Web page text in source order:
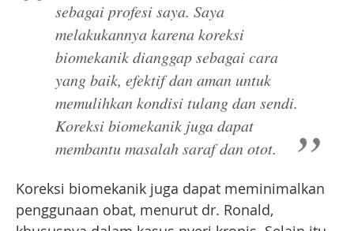
sebagai profesi saya. Saya
melakukannya karena koreksi
biomekanik dianggap sebagai cara
yang baik, efektif dan aman untuk
memulihkan kondisi tulang dan sendi.
Koreksi biomekanik juga dapat
membantu masalah saraf dan otot.
Koreksi biomekanik juga dapat meminimalkan
penggunaan obat, menurut dr. Ronald,